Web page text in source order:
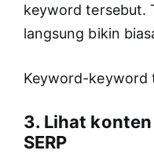
keyword tersebut.
langsung bikin
Keyword-keyword
3. Lihat
SERP